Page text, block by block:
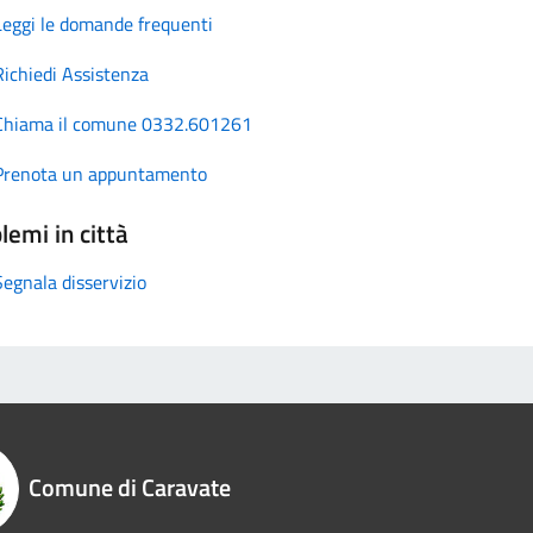
le domande frequenti
Assistenza
il comune 0332.601261
un appuntamento
in città
disservizio
Comune di Caravate